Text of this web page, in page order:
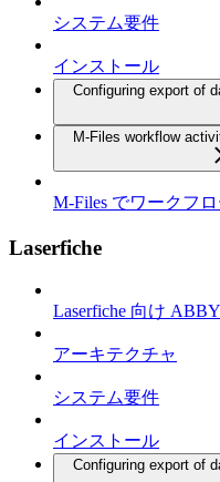
システム要件
インストール
Configuring export of
M-Files workflow
M-Files でワークフ
Laserfiche
Laserfiche 向け
アーキテクチャ
システム要件
インストール
Configuring export of